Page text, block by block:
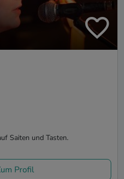
Saiten und Tasten.
Profil